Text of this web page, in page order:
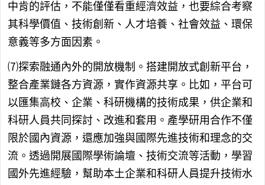
中肯的評估，不能僅僅看重經濟效益，也要綜合考察
其科學價值、技術創新、人才培養、社會效益、環保
意義等多方面因素。
⑺探索融通內外的開放機制。搭建開放式創新平台，
整合產業鏈各方資源，實作資源共享。比如，平台可
以匯集高校、企業、科研機構的技術成果，供企業和
科研人員共同探討、改進和套用。產學研用合作不僅
限於國內資源，還應加強與國際先進技術和理念的交
流。透過開展國際學術論壇、技術交流等活動，學習
國外先進經驗，幫助本土企業和科研人員提升技術水